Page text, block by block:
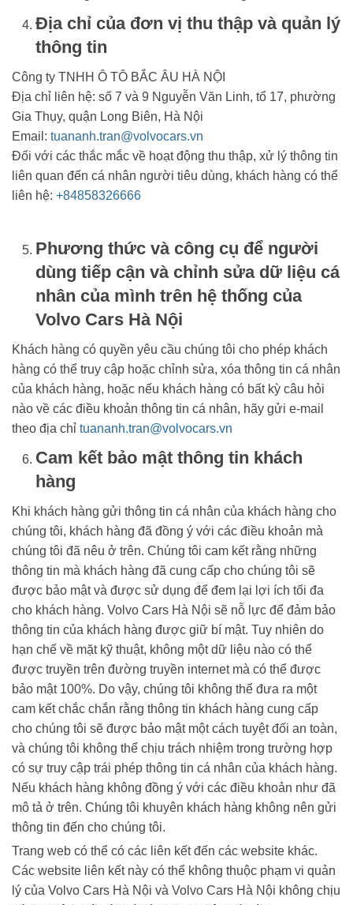
Địa chỉ của đơn vị thu thập và quản lý
thông tin
Công ty TNHH Ô TÔ BẮC ÂU HÀ NỘI
Địa chỉ liên hệ: số 7 và 9 Nguyễn Văn Linh, tổ 17, phường
Gia Thụy, quận Long Biên, Hà Nội
Email: tuananh.tran@volvocars.vn
Đối với các thắc mắc về hoạt động thu thập, xử lý thông tin
liên quan đến cá nhân người tiêu dùng, khách hàng có thể
liên hệ: +84858326666
Phương thức và công cụ để người
dùng tiếp cận và chỉnh sửa dữ liệu cá
nhân của mình trên hệ thống của
Volvo Cars Hà Nội
Khách hàng có quyền yêu cầu chúng tôi cho phép khách
hàng có thể truy cập hoặc chỉnh sửa, xóa thông tin cá nhân
của khách hàng, hoặc nếu khách hàng có bất kỳ câu hỏi
nào về các điều khoản thông tin cá nhân, hãy gửi e-mail
theo địa chỉ tuananh.tran@volvocars.vn
Cam kết bảo mật thông tin khách
hàng
Khi khách hàng gửi thông tin cá nhân của khách hàng cho
chúng tôi, khách hàng đã đồng ý với các điều khoản mà
chúng tôi đã nêu ở trên. Chúng tôi cam kết rằng những
thông tin mà khách hàng đã cung cấp cho chúng tôi sẽ
được bảo mật và được sử dụng để đem lại lợi ích tối đa
cho khách hàng. Volvo Cars Hà Nội sẽ nỗ lực để đảm bảo
thông tin của khách hàng được giữ bí mật. Tuy nhiên do
hạn chế về mặt kỹ thuật, không một dữ liệu nào có thể
được truyền trên đường truyền internet mà có thể được
bảo mật 100%. Do vậy, chúng tôi không thể đưa ra một
cam kết chắc chắn rằng thông tin khách hàng cung cấp
cho chúng tôi sẽ được bảo mật một cách tuyệt đối an toàn,
và chúng tôi không thể chịu trách nhiệm trong trường hợp
có sự truy cập trái phép thông tin cá nhân của khách hàng.
Nếu khách hàng không đồng ý với các điều khoản như đã
mô tả ở trên. Chúng tôi khuyên khách hàng không nên gửi
thông tin đến cho chúng tôi.
Trang web có thể có các liên kết đến các website khác.
Các website liên kết này có thể không thuộc phạm vi quản
lý của Volvo Cars Hà Nội và Volvo Cars Hà Nội không chịu
Số điện thoại *
Email của bạn
Mẫu xe Volvo bạn quan tâm